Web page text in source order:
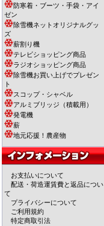
防寒着・ブーツ・手袋・アイ
ゼン
除雪機ネットオリジナルグッ
ズ
薪割り機
テレビショッピング商品
ラジオショッピング商品
除雪機お買い上げでプレゼン
ト
スコップ・シャベル
アルミブリッジ（積載用）
発電機
薪
地元応援！農産物
お支払いについて
配送・荷造運賃費と返品につい
て
プライバシーについて
ご利用規約
特定商取引法